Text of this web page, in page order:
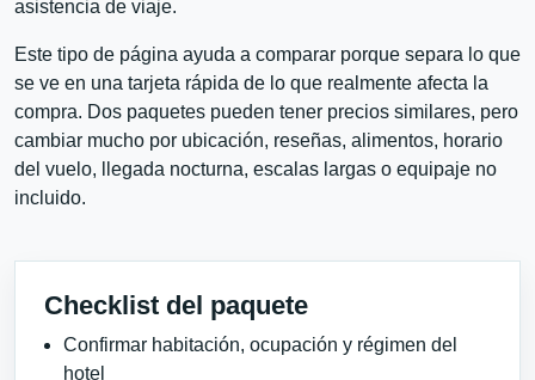
asistencia de viaje.
Este tipo de página ayuda a comparar porque separa lo que
se ve en una tarjeta rápida de lo que realmente afecta la
compra. Dos paquetes pueden tener precios similares, pero
cambiar mucho por ubicación, reseñas, alimentos, horario
del vuelo, llegada nocturna, escalas largas o equipaje no
incluido.
Checklist del paquete
Confirmar habitación, ocupación y régimen del
hotel